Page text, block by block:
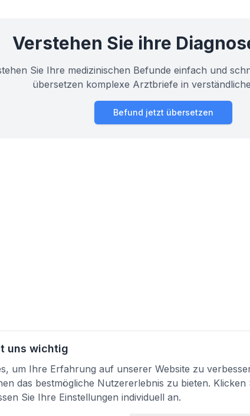
Verstehen Sie ihre
Sie Ihre medizinischen Befunde einfach und
übersetzen komplexe Arztbriefe in
Befund jetzt übersetzen
uns wichtig
um Ihre Erfahrung auf unserer Website zu
das bestmögliche Nutzererlebnis zu bieten.
Sie Ihre Einstellungen individuell an.